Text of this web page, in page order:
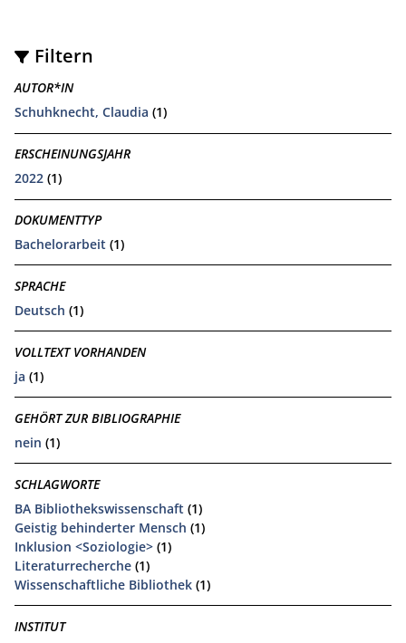
Filtern
AUTOR*IN
Schuhknecht, Claudia (1)
ERSCHEINUNGSJAHR
2022 (1)
DOKUMENTTYP
Bachelorarbeit (1)
SPRACHE
Deutsch (1)
VOLLTEXT VORHANDEN
ja (1)
GEHÖRT ZUR BIBLIOGRAPHIE
nein (1)
SCHLAGWORTE
BA Bibliothekswissenschaft (1)
Geistig behinderter Mensch (1)
Inklusion <Soziologie> (1)
Literaturrecherche (1)
Wissenschaftliche Bibliothek (1)
INSTITUT